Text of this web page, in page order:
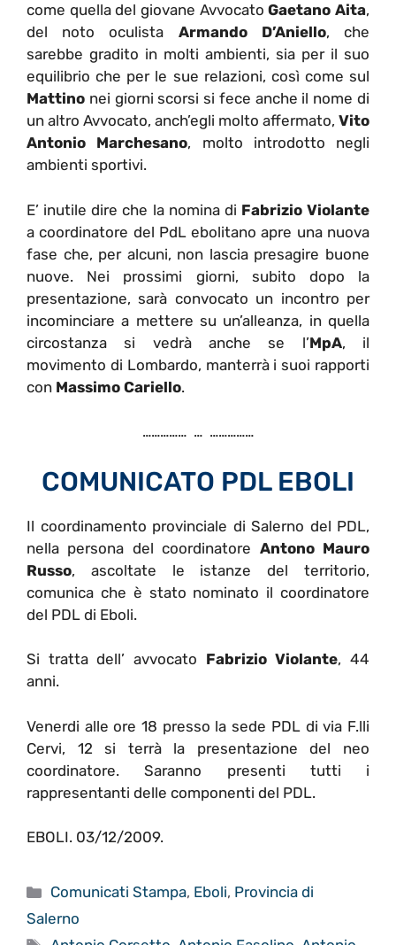
come quella del giovane AvvocatoGaetano Aita,
del noto oculista Armando D’Aniello, che
sarebbe gradito in molti ambienti, sia per il suo
equilibrio che per le sue relazioni, così come sul
Mattino nei giorni scorsi si fece anche il nome di
un altro Avvocato, anch’egli molto affermato, Vito
Antonio Marchesano, molto introdotto negli
ambienti sportivi.
E’ inutile dire che la nomina di Fabrizio Violante
a coordinatore del PdL ebolitano apre una nuova
fase che, per alcuni, non lascia presagire buone
nuove. Nei prossimi giorni, subito dopo la
presentazione, sarà convocato un incontro per
incominciare a mettere su un’alleanza, in quella
circostanza si vedrà anche se l’MpA, il
movimento di Lombardo, manterrà i suoi rapporti
con Massimo Cariello.
…………… … ……………
COMUNICATO PDL EBOLI
Il coordinamento provinciale di Salerno del PDL,
nella persona del coordinatore Antono Mauro
Russo, ascoltate le istanze del territorio,
comunica che è stato nominato il coordinatore
del PDL di Eboli.
Si tratta dell’ avvocato Fabrizio Violante, 44
anni.
Venerdi alle ore 18 presso la sede PDL di via F.lli
Cervi, 12 si terrà la presentazione del neo
coordinatore. Saranno presenti tutti i
rappresentanti delle componenti del PDL.
EBOLI. 03/12/2009.
Categorie
Comunicati Stampa, Eboli, Provincia di
Salerno